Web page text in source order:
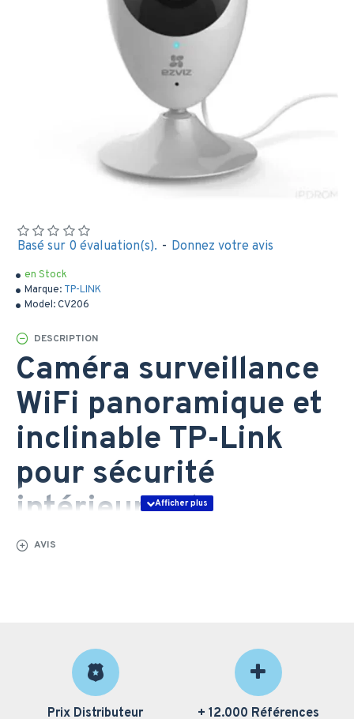
en Stock
Marque: TP-LINK
Model:CV206
Basé sur 0 évaluation(s). - Donnez votre avis
DESCRIPTION
Caméra surveillance
WiFi panoramique et
inclinable TP-Link
pour sécurité
intérieure et
surveillance au
sécurité intérieure de vos locaux professionnels au
Maroc. Avec ses fonctionnalités avancées de
surveillance, cette caméra offre une vision panoramique
et inclinable garantissant un champ de couverture
AVIS
Prix Distributeur + 12.000 Références